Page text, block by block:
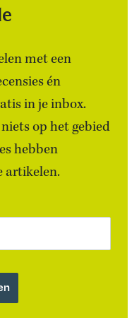
met een
én
in je inbox.
op het gebied
hebben
artikelen.